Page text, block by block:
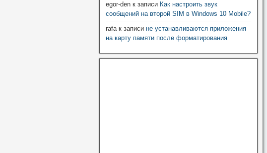
egor-denк записи Как настроить звук
сообщений на второй SIM в Windows 10 Mobile?
rafaк записи не устанавливаются приложения
на карту памяти после форматирования